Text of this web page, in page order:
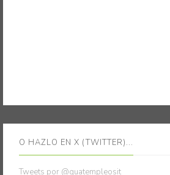
O HAZLO EN X (TWITTER)...
Tweets por @guatempleosit